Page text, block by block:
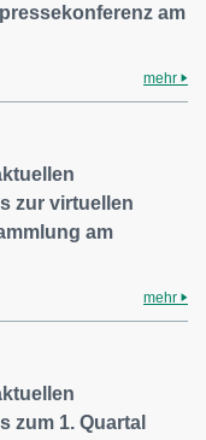
am
mehr
zur virtuellen
am
mehr
zum 1. Quartal